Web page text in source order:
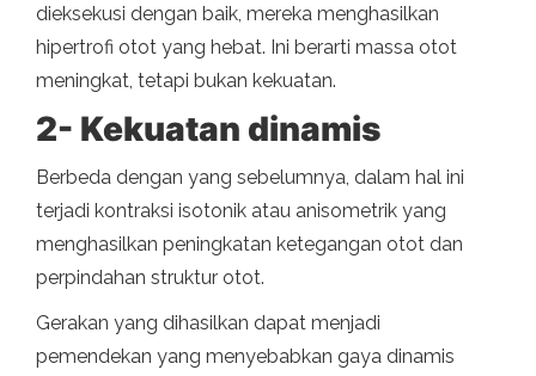
dieksekusi dengan baik, mereka menghasilkan
hipertrofi otot yang hebat. Ini berarti massa otot
meningkat, tetapi bukan kekuatan.
2- Kekuatan dinamis
Berbeda dengan yang sebelumnya, dalam hal ini
terjadi kontraksi isotonik atau anisometrik yang
menghasilkan peningkatan ketegangan otot dan
perpindahan struktur otot.
Gerakan yang dihasilkan dapat menjadi
pemendekan yang menyebabkan gaya dinamis